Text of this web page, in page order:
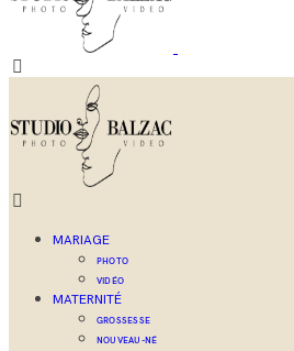
MARIAGE
PHOTO
VIDÉO
MATERNITÉ
GROSSESSE
NOUVEAU-NÉ